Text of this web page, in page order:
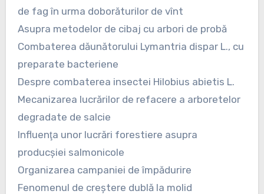
de fag în urma doborăturilor de vînt
Asupra metodelor de cibaj cu arbori de probă
Combaterea dăunătorului Lymantria dispar L., cu
preparate bacteriene
Despre combaterea insectei Hilobius abietis L.
Mecanizarea lucrărilor de refacere a arboretelor
degradate de salcie
Influenţa unor lucrări forestiere asupra
producşiei salmonicole
Organizarea campaniei de împădurire
Fenomenul de creştere dublă la molid